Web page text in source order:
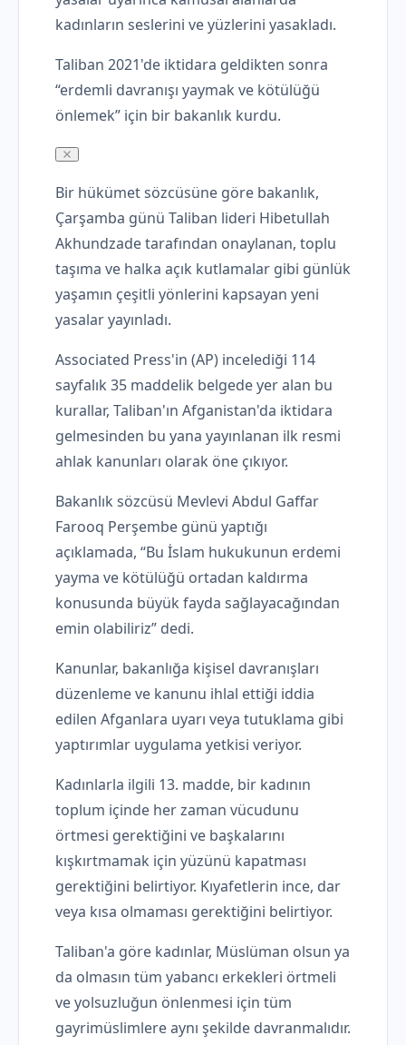
kadınların seslerini ve yüzlerini yasakladı.
Taliban 2021'de iktidara geldikten sonra
“erdemli davranışı yaymak ve kötülüğü
önlemek” için bir bakanlık kurdu.
Bir hükümet sözcüsüne göre bakanlık,
Çarşamba günü Taliban lideri Hibetullah
Akhundzade tarafından onaylanan, toplu
taşıma ve halka açık kutlamalar gibi günlük
yaşamın çeşitli yönlerini kapsayan yeni
yasalar yayınladı.
Associated Press'in (AP) incelediği 114
sayfalık 35 maddelik belgede yer alan bu
kurallar, Taliban'ın Afganistan'da iktidara
gelmesinden bu yana yayınlanan ilk resmi
ahlak kanunları olarak öne çıkıyor.
Bakanlık sözcüsü Mevlevi Abdul Gaffar
Farooq Perşembe günü yaptığı
açıklamada, “Bu İslam hukukunun erdemi
yayma ve kötülüğü ortadan kaldırma
konusunda büyük fayda sağlayacağından
emin olabiliriz” dedi.
Kanunlar, bakanlığa kişisel davranışları
düzenleme ve kanunu ihlal ettiği iddia
edilen Afganlara uyarı veya tutuklama gibi
yaptırımlar uygulama yetkisi veriyor.
Kadınlarla ilgili 13. madde, bir kadının
toplum içinde her zaman vücudunu
örtmesi gerektiğini ve başkalarını
kışkırtmamak için yüzünü kapatması
gerektiğini belirtiyor. Kıyafetlerin ince, dar
veya kısa olmaması gerektiğini belirtiyor.
Taliban'a göre kadınlar, Müslüman olsun ya
da olmasın tüm yabancı erkekleri örtmeli
ve yolsuzluğun önlenmesi için tüm
gayrimüslimlere aynı şekilde davranmalıdır.